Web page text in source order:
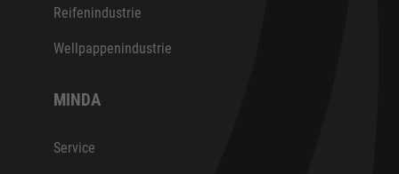
Reifenindustrie
Wellpappenindustrie
MINDA
Service